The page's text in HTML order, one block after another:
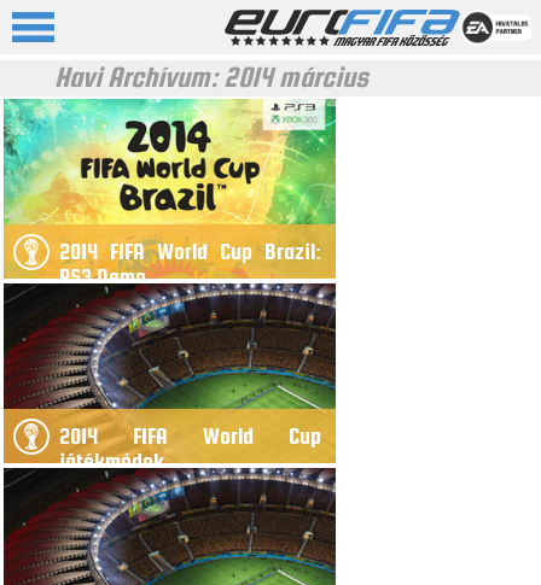
Havi Archívum:2014 március
2014 FIFA World Cup Brazil:
PS3 Demo
2014 FIFA World Cup
játékmódok